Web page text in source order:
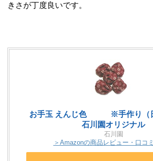
きさが丁度良いです。
お手玉 えんじ色 ※手作り
石川園オリジナル
石川園
＞Amazonの商品レビュー・口コ